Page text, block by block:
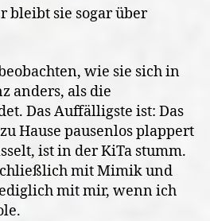
bleibt sie sogar über
wie sie sich in
anders, als die
Das Auffälligste ist: Das
Hause pausenlos plappert
ist in der KiTa stumm.
mit Mimik und
mit mir, wenn ich